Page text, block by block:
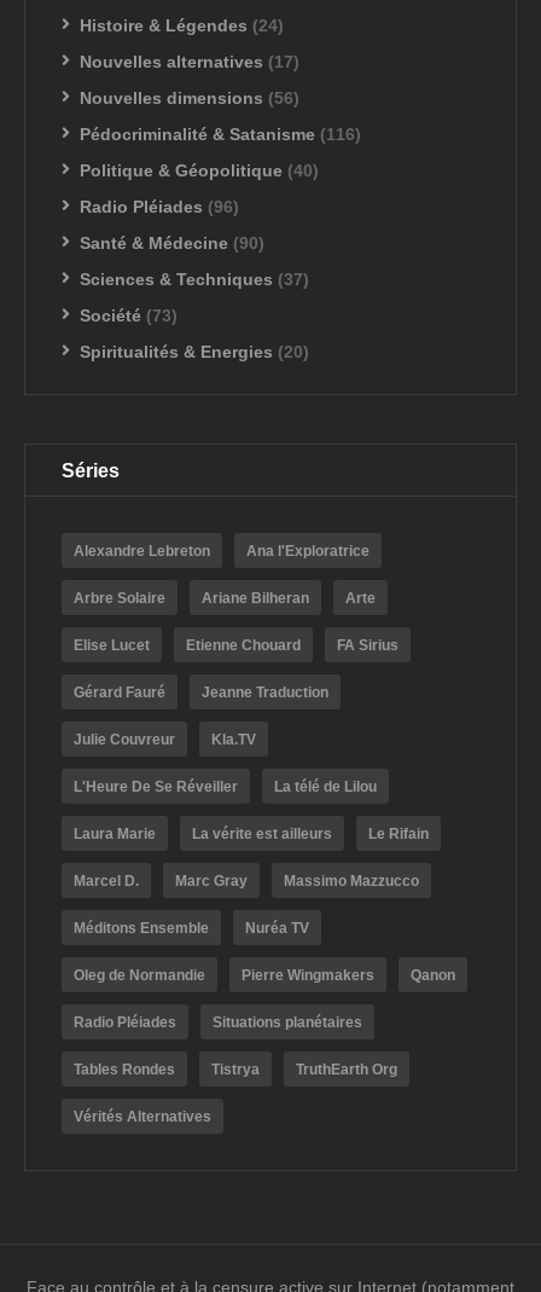
Histoire & Légendes (24)
Nouvelles alternatives (17)
Nouvelles dimensions (56)
Pédocriminalité & Satanisme (116)
Politique & Géopolitique (40)
Radio Pléiades (96)
Santé & Médecine (90)
Sciences & Techniques (37)
Société (73)
Spiritualités & Energies (20)
Séries
Alexandre Lebreton Ana l'Exploratrice
Arbre Solaire Ariane Bilheran Arte
Elise Lucet Etienne Chouard FA Sirius
Gérard Fauré Jeanne Traduction
Julie Couvreur Kla.TV
L'Heure De Se Réveiller La télé de Lilou
Laura Marie La vérite est ailleurs Le Rifain
Marcel D. Marc Gray Massimo Mazzucco
Méditons Ensemble Nuréa TV
Oleg de Normandie Pierre Wingmakers Qanon
Radio Pléiades Situations planétaires
Tables Rondes Tistrya TruthEarth Org
Vérités Alternatives
Face au contrôle et à la censure active sur Internet (notamment